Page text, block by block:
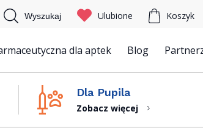
dla aptek Blog
Wyszukaj Ulubione Koszyk
Dla Pupila
Zobacz więcej